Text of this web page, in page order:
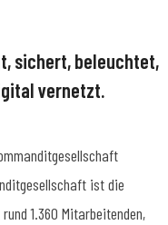
sichert, beleuchtet,
vernetzt.
ist die
1.360 Mitarbeitenden,